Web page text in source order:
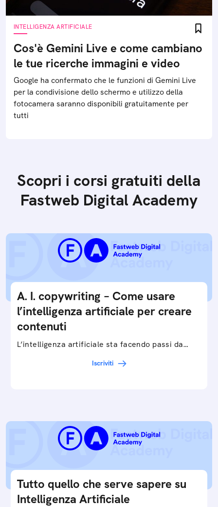
INTELLIGENZA ARTIFICIALE
Cos'è Gemini Live e come cambiano
le tue ricerche immagini e video
Google ha confermato che le funzioni di Gemini Live
per la condivisione dello schermo e utilizzo della
fotocamera saranno disponibili gratuitamente per
tutti
Scopri i corsi gratuiti della
Fastweb Digital Academy
A. I. copywriting – Come usare
l’intelligenza artificiale per creare
contenuti
L’intelligenza artificiale sta facendo passi da
interpretazione dei big data ai chatbot e virtual…
Iscriviti
Tutto quello che serve sapere su
Intelligenza Artificiale